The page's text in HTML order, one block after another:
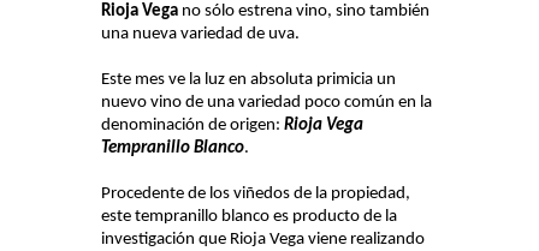
dI
n
Rioja Vega no sólo estrena vino, sino también
una nueva variedad de uva.
Este mes ve la luz en absoluta primicia un
nuevo vino de una variedad poco común en la
denominación de origen: Rioja Vega
Tempranillo Blanco.
Procedente de los viñedos de la propiedad,
este tempranillo blanco es producto de la
investigación que Rioja Vega viene realizando